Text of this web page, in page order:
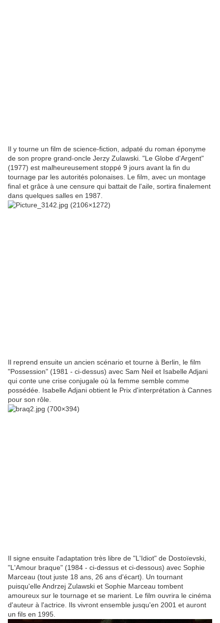
Il y tourne un film de science-fiction, adpaté du roman éponyme
de son propre grand-oncle Jerzy Zulawski. "Le Globe d'Argent"
(1977) est malheureusement stoppé 9 jours avant la fin du
tournage par les autorités polonaises. Le film, avec un montage
final et grâce à une censure qui battait de l'aile, sortira finalement
dans quelques salles en 1987.
Il reprend ensuite un ancien scénario et tourne à Berlin, le film
"Possession" (1981 - ci-dessus) avec Sam Neil et Isabelle Adjani
qui conte une crise conjugale où la femme semble comme
possédée. Isabelle Adjani obtient le Prix d'interprétation à Cannes
pour son rôle.
Il signe ensuite l'adaptation très libre de "L'Idiot" de Dostoïevski,
"L'Amour braque" (1984 - ci-dessus et ci-dessous) avec Sophie
Marceau (tout juste 18 ans, 26 ans d'écart). Un tournant
puisqu'elle Andrzej Zulawski et Sophie Marceau tombent
amoureux sur le tournage et se marient. Le film ouvrira le cinéma
d'auteur à l'actrice. Ils vivront ensemble jusqu'en 2001 et auront
un fils en 1995.